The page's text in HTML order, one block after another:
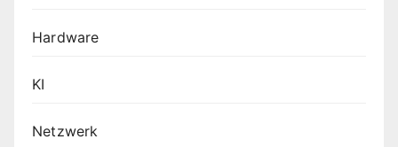
Hardware
KI
Netzwerk